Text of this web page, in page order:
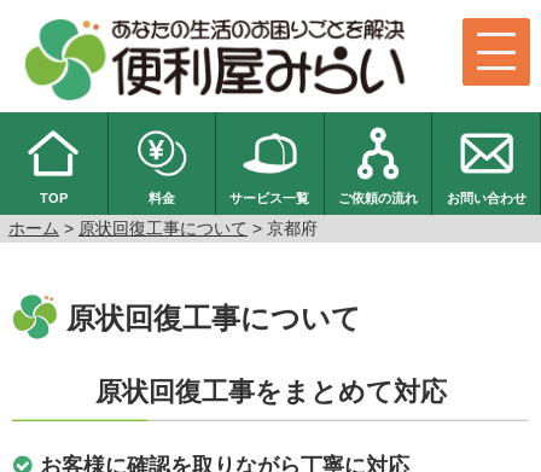
TOP 料金 サービス一覧 ご依頼の流れ お問い合わせ
ホーム > 原状回復工事について > 京都府
原状回復工事について
原状回復工事をまとめて対応
お客様に確認を取りながら丁寧に対応